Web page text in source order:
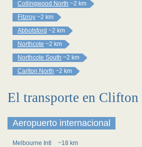
Collingwood North ~2 km
Fitzroy ~2 km
Abbotsford ~2 km
Northcote ~2 km
Northcote South ~2 km
Carlton North ~2 km
El transporte en
Aeropuerto internacional
Melbourne Intl ~18 km